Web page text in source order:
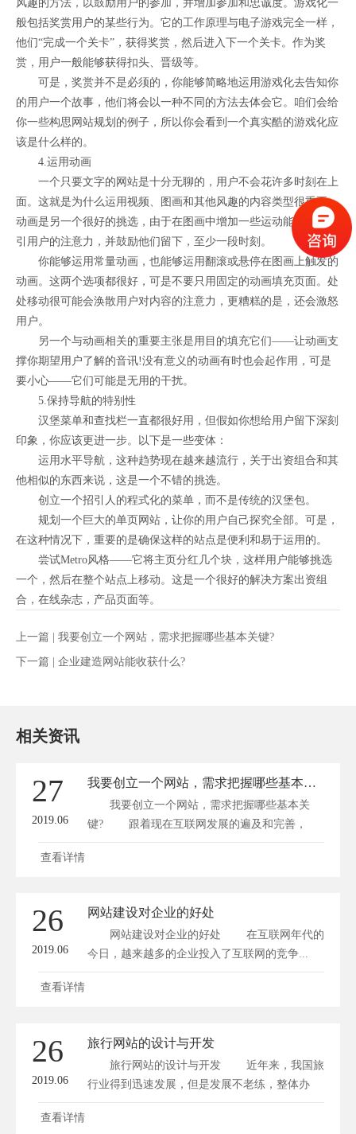
风趣的方法，以鼓励用户的参加，并增加参加和忠诚度。游戏化一
般包括奖赏用户的某些行为。它的工作原理与电子游戏完全一样，
他们“完成一个关卡”，获得奖赏，然后进入下一个关卡。作为奖
赏，用户一般能够获得扣头、晋级等。
可是，奖赏并不是必须的，你能够简略地运用游戏化去告知你
的用户一个故事，他们将会以一种不同的方法去体会它。咱们会给
你一些构思网站规划的例子，所以你会看到一个真实酷的游戏化应
该是什么样的。
4.运用动画
一个只要文字的网站是十分无聊的，用户不会花许多时刻在上
面。这就是为什么运用视频、图画和其他风趣的内容类型很重要。
动画是另一个很好的挑选，由于在图画中增加一些运动能够帮助招
引用户的注意力，并鼓励他们留下，至少一段时刻。
你能够运用常量动画，也能够运用翻滚或悬停在图画上触发的
动画。这两个选项都很好，可是不要只用固定的动画填充页面。处
处移动很可能会涣散用户对内容的注意力，更糟糕的是，还会激怒
用户。
另一个与动画相关的重要主张是用目的填充它们——让动画支
撑你期望用户了解的音讯!没有意义的动画有时也会起作用，可是
要小心——它们可能是无用的干扰。
5.保持导航的特别性
汉堡菜单和查找栏一直都很好用，但假如你想给用户留下深刻
印象，你应该更进一步。以下是一些变体：
运用水平导航，这种趋势现在越来越流行，关于出资组合和其
他相似的东西来说，这是一个不错的挑选。
创立一个招引人的程式化的菜单，而不是传统的汉堡包。
规划一个巨大的单页网站，让你的用户自己探究全部。可是，
在这种情况下，重要的是确保这样的站点是便利和易于运用的。
尝试Metro风格——它将主页分红几个块，这样用户能够挑选
一个，然后在整个站点上移动。这是一个很好的解决方案出资组
合，在线杂志，产品页面等。
上一篇 | 我要创立一个网站，需求把握哪些基本关键?
下一篇 | 企业建造网站能收获什么?
相关资讯
27
2019.06
我要创立一个网站，需求把握哪些基本关键?
我要创立一个网站，需求把握哪些基本关
键? 跟着现在互联网发展的遍及和完善，
越...
查看详情
26
2019.06
网站建设对企业的好处
网站建设对企业的好处 在互联网年代的
今日，越来越多的企业投入了互联网的竞争...
查看详情
26
2019.06
旅行网站的设计与开发
旅行网站的设计与开发 近年来，我国旅
行业得到迅速发展，但是发展不老练，整体办
理...
查看详情